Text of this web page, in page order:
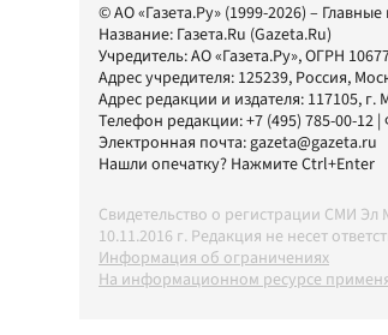
© АО «Газета.Ру» (1999-2026) –
Название: Газета.Ru (Gazeta.Ru)
Учредитель:АО «Газета.Ру», ОГРН
Адрес учредителя: 125239, Россия,
Адрес редакции и издателя: 117105, г.
Телефон редакции:+7 (495) 785-00-12 |
Электронная почта:gazeta@gazeta.ru
Нашли опечатку? Нажмите Ctrl+Enter
Свидетельство о регистрации СМИ
10.11.2016 г. Редакция не несет
Информация об ограничениях
На информационном ресурсе